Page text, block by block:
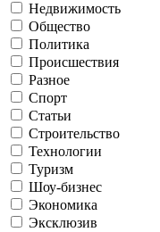
Недвижимость
Общество
Политика
Происшествия
Разное
Спорт
Статьи
Строительство
Технологии
Туризм
Шоу-бизнес
Экономика
Эксклюзив